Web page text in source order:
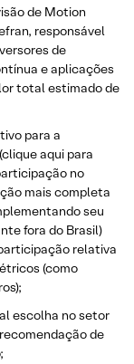
de Motion
responsável
de
e aplicações
total estimado de
para a
aqui para
no
mais completa
seu
fora do Brasil)
relativa
(como
escolha no setor
de